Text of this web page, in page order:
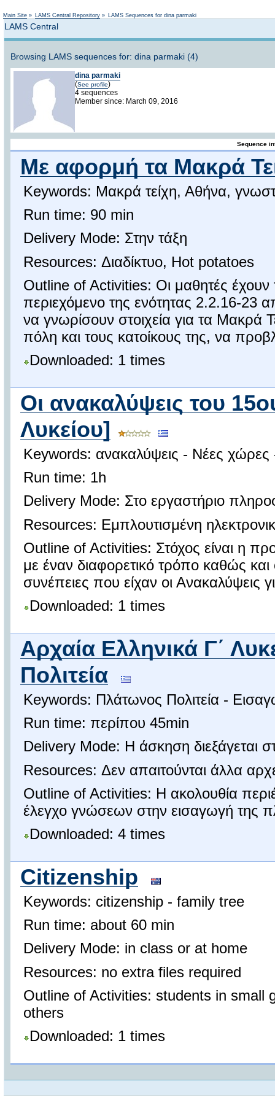
Main Site » LAMS Central Repository » LAMS Sequences for dina parmaki
LAMS Central
Browsing LAMS sequences for: dina parmaki (4)
dina parmaki
(See profile)
4 sequences
Member since: March 09, 2016
Sequence
Με αφορμή τα Μακρά
Keywords: Μακρά τείχη, Αθήνα,
Run time: 90 min
Delivery Mode: Στην τάξη
Resources: Διαδίκτυο, Hot potatoes
Outline of Activities: Οι μαθητές έχουν
περιεχόμενο της ενότητας 2.2.16-23
να γνωρίσουν στοιχεία για τα Μακρά
πόλη και τους κατοίκους της, να
Downloaded: 1 times
Οι ανακαλύψεις του
Λυκείου]
Keywords: ανακαλύψεις - Νέες χώρες
Run time: 1h
Delivery Mode: Στο εργαστήριο
Resources: Εμπλουτισμένη
Outline of Activities: Στόχος είναι η
με έναν διαφορετικό τρόπο καθώς και
συνέπειες που είχαν οι Ανακαλύψεις
Downloaded: 1 times
Αρχαία Ελληνικά Γ΄
Πολιτεία
Keywords: Πλάτωνος Πολιτεία -
Run time: περίπου 45min
Delivery Mode: Η άσκηση διεξάγεται
Resources: Δεν απαιτούνται άλλα
Outline of Activities: Η ακολουθία
έλεγχο γνώσεων στην εισαγωγή της
Downloaded: 4 times
Citizenship
Keywords: citizenship - family tree
Run time: about 60 min
Delivery Mode: in class or at home
Resources: no extra files required
Outline of Activities: students in small
others
Downloaded: 1 times